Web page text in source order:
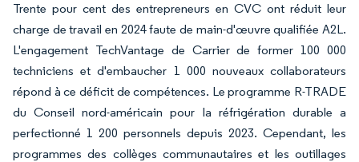
Trente pour cent des entrepreneurs en CVC ont réduit leur
charge de travail en 2024 faute de main-d'œuvre qualifiée A2L.
L'engagement TechVantage de Carrier de former 100 000
techniciens et d'embaucher 1 000 nouveaux collaborateurs
répond à ce déficit de compétences. Le programme R-TRADE
du Conseil nord-américain pour la réfrigération durable a
perfectionné 1 200 personnels depuis 2023. Cependant, les
programmes des collèges communautaires et les outillages